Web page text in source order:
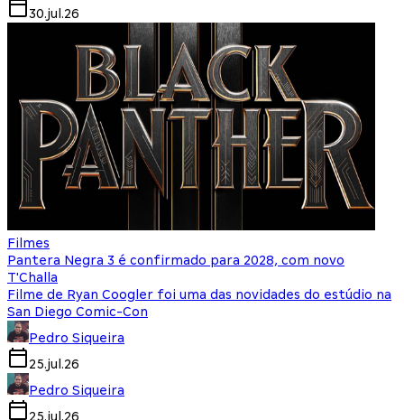
30.jul.26
Filmes
Pantera Negra 3 é confirmado para 2028, com novo
T'Challa
Filme de Ryan Coogler foi uma das novidades do estúdio na
San Diego Comic-Con
Pedro Siqueira
25.jul.26
Pedro Siqueira
25.jul.26